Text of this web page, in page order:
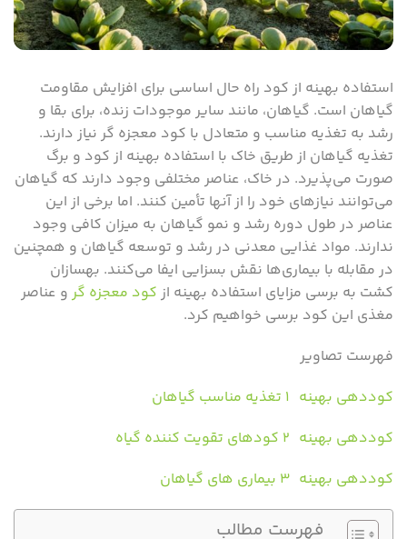
استفاده بهینه از کود راه حال اساسی برای افزایش مقاومت
گیاهان است. گیاهان، مانند سایر موجودات زنده، برای بقا و
رشد به تغذیه مناسب و متعادل با کود معجزه گر نیاز دارند.
تغذیه گیاهان از طریق خاک با استفاده بهینه از کود و برگ
صورت می‌پذیرد. در خاک، عناصر مختلفی وجود دارند که گیاهان
می‌توانند نیازهای خود را از آنها تأمین کنند. اما برخی از این
عناصر در طول دوره رشد و نمو گیاهان به میزان کافی وجود
ندارند. مواد غذایی معدنی در رشد و توسعه گیاهان و همچنین
در مقابله با بیماری‌ها نقش بسزایی ایفا می‌کنند. بهسازان
کشت به برسی مزایای استفاده بهینه از کود معجزه گر و عناصر
مغذی این کود برسی خواهیم کرد.
فهرست تصاویر
کوددهی بهینه 1 تغذیه مناسب گیاهان
کوددهی بهینه 2 کودهای تقویت کننده گیاه
کوددهی بهینه 3 بیماری های گیاهان
فهرست مطالب